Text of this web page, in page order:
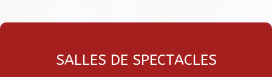
SALLES DE SPECTACLES